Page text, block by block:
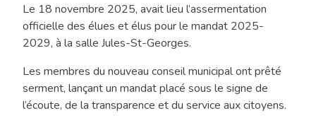
Chronique
«
Tout
en
jase
»
Le 18 novembre 2025, avait lieu l’assermentation
officielle des élues et élus pour le mandat 2025-
2029, à la salle Jules-St-Georges.
Les membres du nouveau conseil municipal ont prêté
serment, lançant un mandat placé sous le signe de
l’écoute, de la transparence et du service aux citoyens.